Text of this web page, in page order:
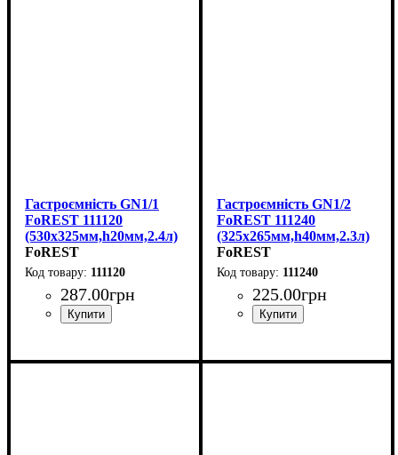
Гастроємність GN1/1
FoREST 111120
(530х325мм,h20мм,2.4л)
FoREST
111120
287.00грн
Гастроємність GN1/2
FoREST 111240
(325х265мм,h40мм,2.3л)
FoREST
111240
225.00грн